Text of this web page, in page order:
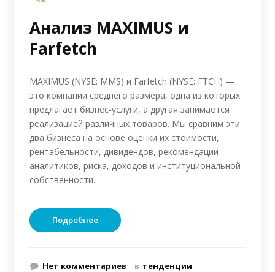
Анализ MAXIMUS и
Farfetch
MAXIMUS (NYSE: MMS) и Farfetch (NYSE: FTCH) —
это компании среднего размера, одна из которых
предлагает бизнес-услуги, а другая занимается
реализацией различных товаров. Мы сравним эти
два бизнеса на основе оценки их стоимости,
рентабельности, дивидендов, рекомендаций
аналитиков, риска, доходов и институциональной
собственности.
Подробнее
Нет комментариев в тенденции